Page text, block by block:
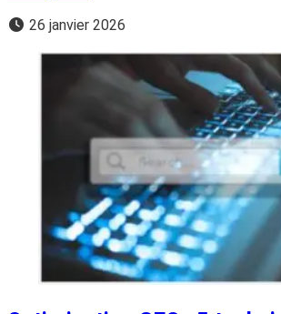
26 janvier 2026